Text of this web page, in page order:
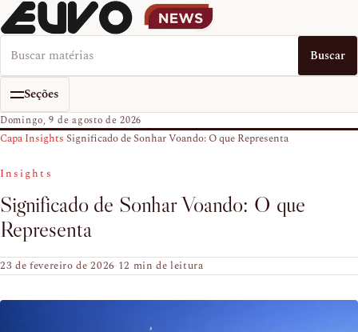
Buscar no EUVO News Buscar
Seções
Domingo, 9 de agosto de 2026
Capa›Insights›Significado de Sonhar Voando: O que Representa
Insights
Significado de Sonhar Voando: O que
Representa
23 de fevereiro de 2026·12 min de leitura